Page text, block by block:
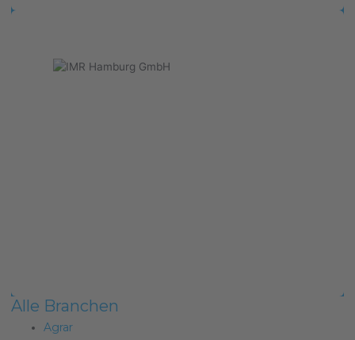
Alle Branchen
Agrar